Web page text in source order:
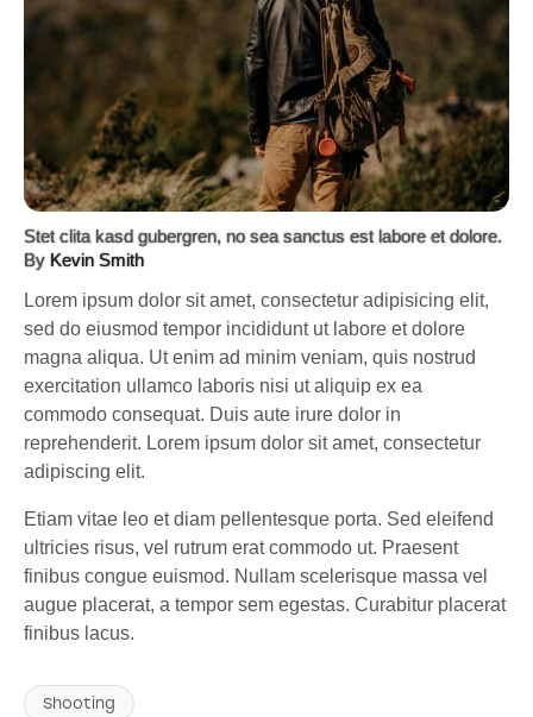
Stet clita kasd gubergren, no sea sanctus est labore et dolore.
By Kevin Smith
Lorem ipsum dolor sit amet, consectetur adipisicing elit,
sed do eiusmod tempor incididunt ut labore et dolore
magna aliqua. Ut enim ad minim veniam, quis nostrud
exercitation ullamco laboris nisi ut aliquip ex ea
commodo consequat. Duis aute irure dolor in
reprehenderit. Lorem ipsum dolor sit amet, consectetur
adipiscing elit.
Etiam vitae leo et diam pellentesque porta. Sed eleifend
ultricies risus, vel rutrum erat commodo ut. Praesent
finibus congue euismod. Nullam scelerisque massa vel
augue placerat, a tempor sem egestas. Curabitur placerat
finibus lacus.
Shooting